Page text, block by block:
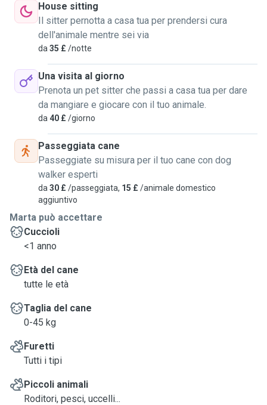
House sitting
Il sitter pernotta a casa tua per prendersi cura
dell'animale mentre sei via
da 35 £ /notte
Una visita al giorno
Prenota un pet sitter che passi a casa tua per dare
da mangiare e giocare con il tuo animale.
da 40 £ /giorno
Passeggiata cane
Passeggiate su misura per il tuo cane con dog
walker esperti
da 30 £ /passeggiata, 15 £ /animale domestico
aggiuntivo
Marta può accettare
Cuccioli
<1 anno
Età del cane
tutte le età
Taglia del cane
0-45 kg
Furetti
Tutti i tipi
Piccoli animali
Roditori, pesci, uccelli...